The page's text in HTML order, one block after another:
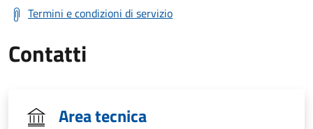
Termini e condizioni di servizio
Contatti
Area tecnica